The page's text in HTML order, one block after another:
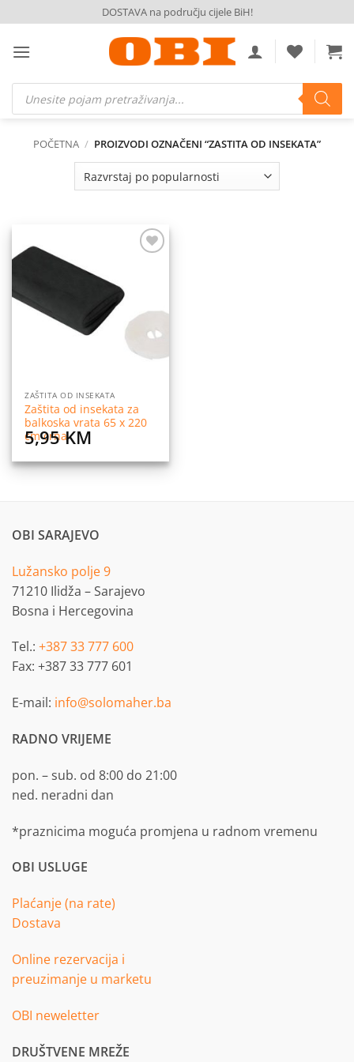
to
content
DOSTAVA na području cijele BiH!
Products
search
POČETNA / PROIZVODI OZNAČENI “ZASTITA OD INSEKATA”
ZAŠTITA OD INSEKATA
Zaštita od insekata za
balkoska vrata 65 x 220
cm crna
5,95KM
OBI SARAJEVO
Lužansko polje 9
71210 Ilidža – Sarajevo
Bosna i Hercegovina
Tel.: +387 33 777 600
Fax: +387 33 777 601
E-mail: info@solomaher.ba
RADNO VRIJEME
pon. – sub. od 8:00 do 21:00
ned. neradni dan
*praznicima moguća promjena u radnom vremenu
OBI USLUGE
Plaćanje (na rate)
Dostava
Online rezervacija i
preuzimanje u marketu
OBI neweletter
DRUŠTVENE MREŽE